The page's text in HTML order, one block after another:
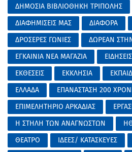
ΔΗΜΟΣΙΑ ΒΙΒΛΙΟΘΗΚΗ ΤΡΙΠΟΛΗΣ
ΔΙΑΦΗΜΙΣΕΙΣ ΜΑΣ
ΔΙΑΦΟΡΑ
ΔΡΟΣΕΡΕΣ ΓΩΝΙΕΣ
ΔΩΡΕΑΝ
ΕΓΚΑΙΝΙΑ ΝΕΑ ΜΑΓΑΖΙΑ
ΕΙΔΗΣΕΙΣ
ΕΚΘΕΣΕΙΣ
ΕΚΚΛΗΣΙΑ
ΕΛΛΑΔΑ
ΕΠΑΝΑΣΤΑΣΗ 200
ΕΠΙΜΕΛΗΤΗΡΙΟ ΑΡΚΑΔΙΑΣ
Η ΣΤΗΛΗ ΤΩΝ ΑΝΑΓΝΩΣΤΩΝ
ΘΕΑΤΡΟ
ΙΔΕΕΣ/ ΚΑΤΑΣΚΕΥΕΣ